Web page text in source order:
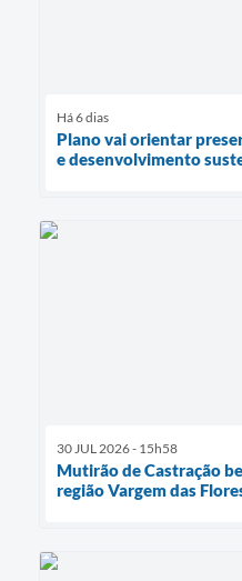
Há 6 dias
Plano vai orientar
e desenvolvimento
30 JUL 2026 - 15h58
Mutirão de Castração
região Vargem das